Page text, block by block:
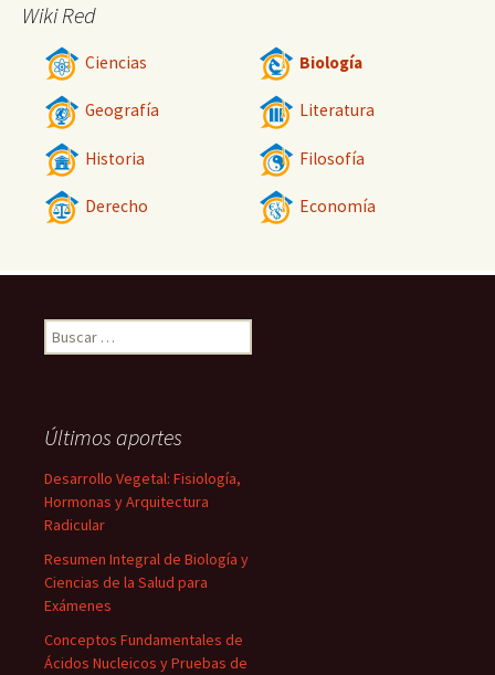
Wiki Red
Ciencias Biología
Geografía Literatura
Historia Filosofía
Derecho Economía
Buscar:
Últimos aportes
Desarrollo Vegetal: Fisiología,
Hormonas y Arquitectura
Radicular
Resumen Integral de Biología y
Ciencias de la Salud para
Exámenes
Conceptos Fundamentales de
Ácidos Nucleicos y Pruebas de